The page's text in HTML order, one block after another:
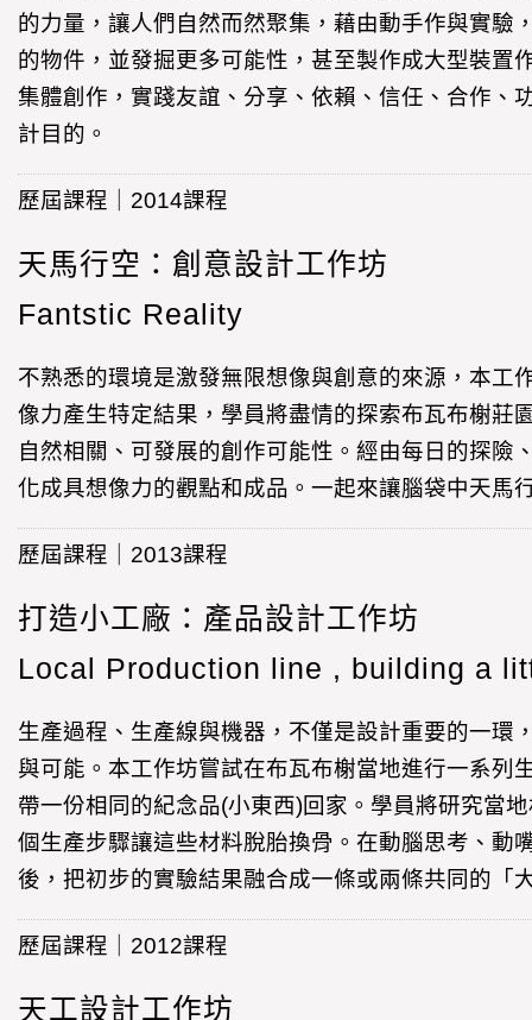
的力量，讓人們自然而然聚集，藉由動手作與實驗
的物件，並發掘更多可能性，甚至製作成大型裝置
集體創作，實踐友誼、分享、依賴、信任、合作、
計目的。
歷屆課程｜2014課程
天馬行空：創意設計工作坊
Fantstic Reality
不熟悉的環境是激發無限想像與創意的來源，本工
像力產生特定結果，學員將盡情的探索布瓦布榭莊
自然相關、可發展的創作可能性。經由每日的探險
化成具想像力的觀點和成品。一起來讓腦袋中天馬
歷屆課程｜2013課程
打造小工廠：產品設計工作坊
Local Production line , building a
生產過程、生產線與機器，不僅是設計重要的一環
與可能。本工作坊嘗試在布瓦布榭當地進行一系列
帶一份相同的紀念品(小東西)回家。學員將研究當
個生產步驟讓這些材料脫胎換骨。在動腦思考、動
後，把初步的實驗結果融合成一條或兩條共同的「
歷屆課程｜2012課程
天工設計工作坊